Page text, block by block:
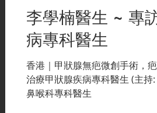
李學楠醫生 ~ 專
病專科醫生
香港｜甲狀腺無疤微創手術，
治療甲狀腺疾病專科醫生 (主
鼻喉科專科醫生